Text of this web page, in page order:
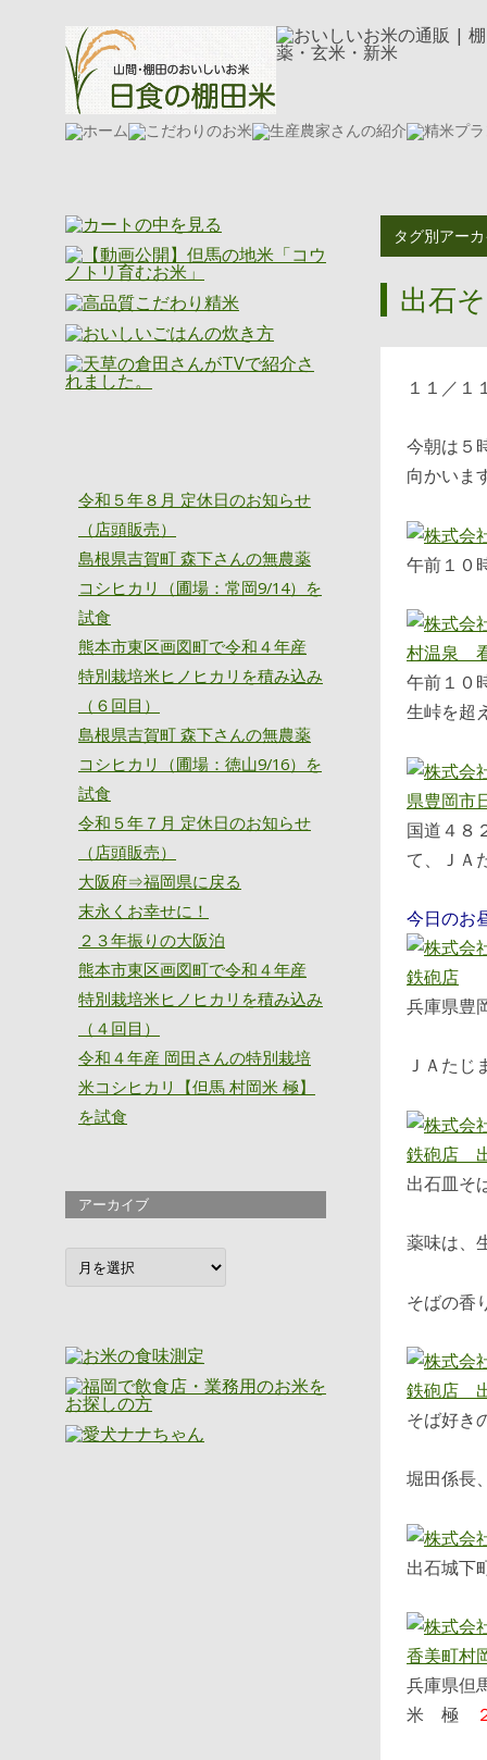
タグ別アー
出石
１１／
今朝は５
向かいま
午前１０
午前１０
生峠を超
国道４８
て、ＪＡ
今日のお
兵庫県豊
ＪＡた
出石皿
薬味は、
そばの香
そば好き
堀田係長
出石城下
兵庫県
米 極
令和５年８月 定休日のお知らせ
（店頭販売）
島根県吉賀町 森下さんの無農薬
コシヒカリ（圃場：常岡9/14）を
試食
熊本市東区画図町で令和４年産
特別栽培米ヒノヒカリを積み込み
（６回目）
島根県吉賀町 森下さんの無農薬
コシヒカリ（圃場：徳山9/16）を
試食
令和５年７月 定休日のお知らせ
（店頭販売）
大阪府⇒福岡県に戻る
末永くお幸せに！
２３年振りの大阪泊
熊本市東区画図町で令和４年産
特別栽培米ヒノヒカリを積み込み
（４回目）
令和４年産 岡田さんの特別栽培
米コシヒカリ【但馬 村岡米 極】
を試食
アーカイブ
ア
ー
カ